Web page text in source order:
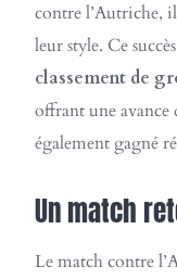
contre l’Autriche,
leur style. Ce
classement de
offrant une
également gagné
Un match
Le match contre